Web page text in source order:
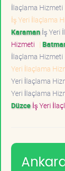
İlaçlama Hizmeti
İş Yeri İlaçlama
Karamanİş Yeri
Hizmeti |
İlaçlama Hizmeti
Yeri İlaçlama
Yeri İlaçlama
Yeri İlaçlama
Düzceİş Yeri